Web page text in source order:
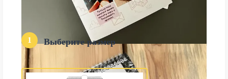
1 Выберите размер